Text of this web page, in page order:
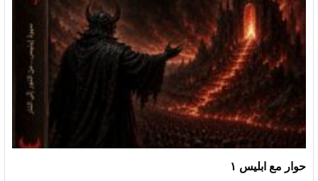
حوار مع ابليس ١